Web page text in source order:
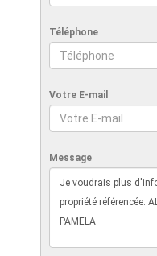
Téléphone
Votre E-mail
Message